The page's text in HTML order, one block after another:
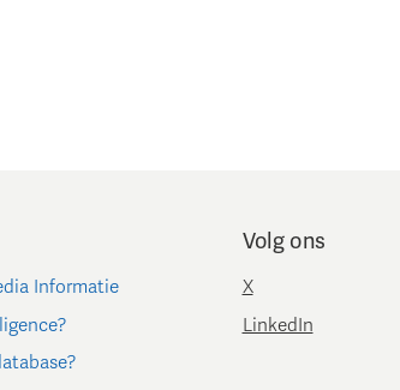
Informatie
Volg ons
X
LinkedIn